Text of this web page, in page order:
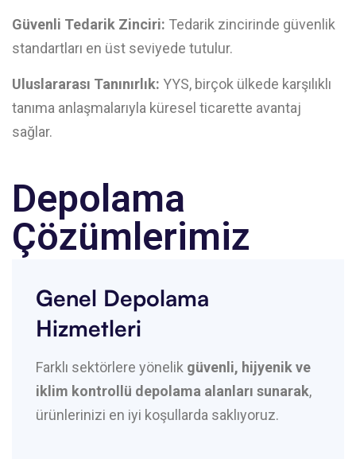
Güvenli Tedarik Zinciri: Tedarik zincirinde güvenlik
standartları en üst seviyede tutulur.
Uluslararası Tanınırlık: YYS, birçok ülkede karşılıklı
tanıma anlaşmalarıyla küresel ticarette avantaj
sağlar.
Depolama
Çözümlerimiz
Genel Depolama
Hizmetleri
Farklı sektörlere yönelik güvenli, hijyenik ve
iklim kontrollü depolama alanları sunarak,
ürünlerinizi en iyi koşullarda saklıyoruz.